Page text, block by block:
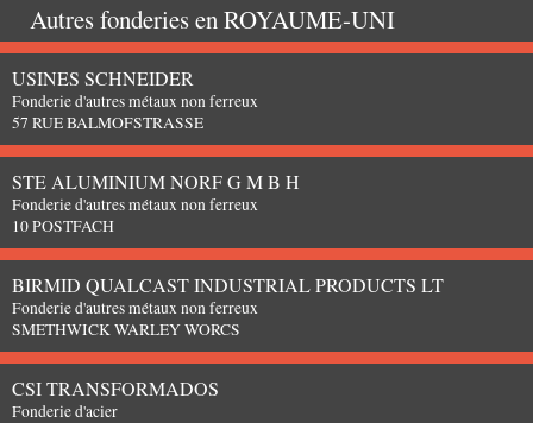
Autres fonderies enROYAUME-UNI
USINES SCHNEIDER
Fonderie d'autres métaux non ferreux
57 RUE BALMOFSTRASSE
STE ALUMINIUM NORF G M B H
Fonderie d'autres métaux non ferreux
10 POSTFACH
BIRMID QUALCAST INDUSTRIAL PRODUCTS LT
Fonderie d'autres métaux non ferreux
SMETHWICK WARLEY WORCS
CSI TRANSFORMADOS
Fonderie d'acier